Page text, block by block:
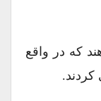
که در واقع